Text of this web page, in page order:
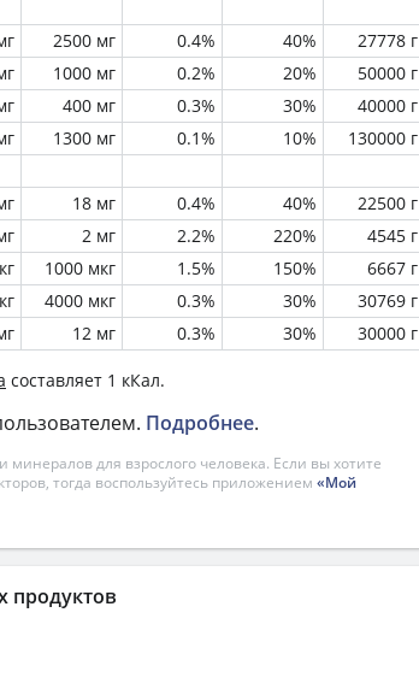
2500 мг 0.4% 40%
27778 г
1000 мг 0.2% 20%
50000 г
400 мг 0.3% 30%
40000 г
1300 мг 0.1% 10% 130000 г
18 мг 0.4% 40%
22500 г
2 мг 2.2% 220%
4545 г
1000 мкг 1.5% 150%
6667 г
4000 мкг 0.3% 30%
30769 г
12 мг 0.3% 30% 30000 г
составляет 1 кКал.
Подробнее.
для взрослого человека. Если вы хотите
тогда воспользуйтесь приложением «Мой
продуктов